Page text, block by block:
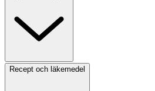
Recept och läkemedel